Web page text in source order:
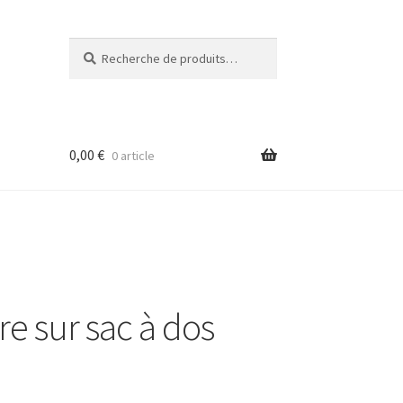
pour :
0,00 € 0 article
sur sac à dos